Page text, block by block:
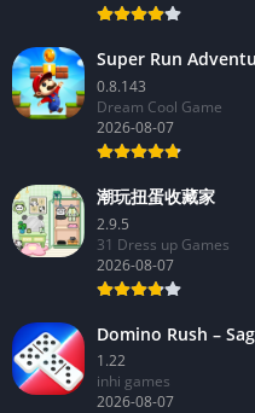
Super Run
0.8.143
Dream Cool Game
2026-08-07
潮玩扭蛋收藏家
2.9.5
31 Dress up Games
2026-08-07
Domino Rush –
1.22
inhi games
2026-08-07